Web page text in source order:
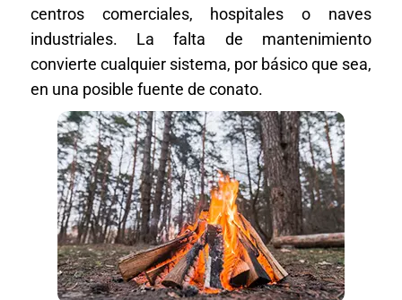
centros comerciales, hospitales o naves
industriales. La falta de mantenimiento
convierte cualquier sistema, por básico que sea,
en una posible fuente de conato.